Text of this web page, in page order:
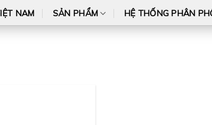
NAM SẢN PHẨM HỆ THỐNG PHÂN